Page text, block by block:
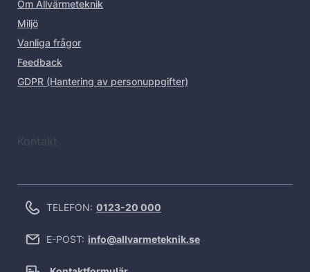
Om Allvärmeteknik
Miljö
Vanliga frågor
Feedback
GDPR (Hantering av personuppgifter)
Kontakt
TELEFON: 0123-20 000
E-POST: info@allvarmeteknik.se